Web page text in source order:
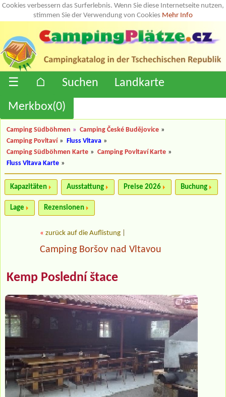
Cookies verbessern das Surferlebnis. Wenn Sie diese Internetseite nutzen,
stimmen Sie der Verwendung von Cookies Mehr Info
☰ ⌂ Suchen
Landkarte
Merkbox(0)
Camping Südböhmen » Camping České Budějovice »
Camping Povltaví » Fluss Vltava »
Camping Südböhmen Karte » Camping Povltaví Karte »
Fluss Vltava Karte »
Kapazitäten Ausstattung Preise 2026 Buchung
Lage Rezensionen
« zurück auf die Auflistung
Camping Boršov nad Vltavou
Kemp Poslední štace